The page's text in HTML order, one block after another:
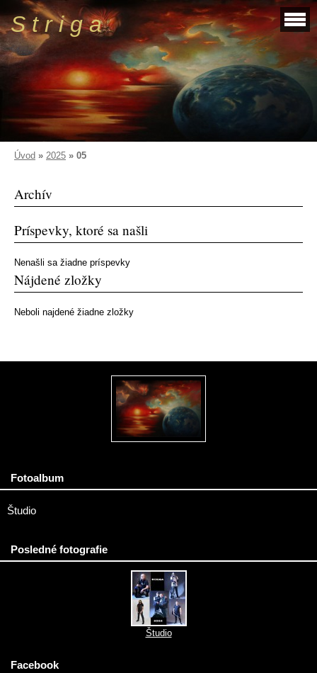
S t r i g a
Úvod » 2025 » 05
Archív
Príspevky, ktoré sa našli
Nenašli sa žiadne príspevky
Nájdené zložky
Neboli najdené žiadne zložky
Fotoalbum
Študio
Posledné fotografie
Študio
Facebook